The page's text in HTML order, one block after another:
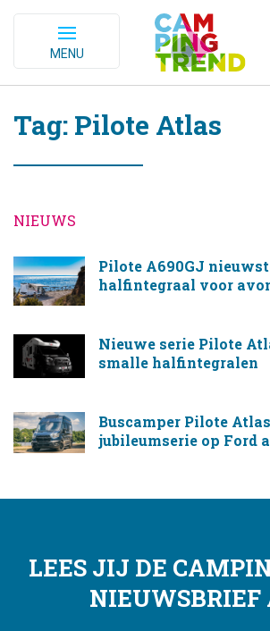
MENU
Tag: Pilote Atlas
NIEUWS
Pilote A690GJ
halfintegraal voor
Nieuwe serie Pilote
smalle halfintegralen
Buscamper Pilote
jubileumserie op Ford
LEES JIJ DE
NIEUWSBRIEF